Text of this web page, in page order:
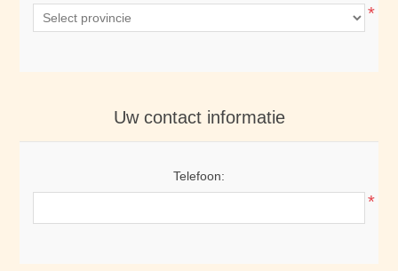
*
Uw contact informatie
Telefoon:
*